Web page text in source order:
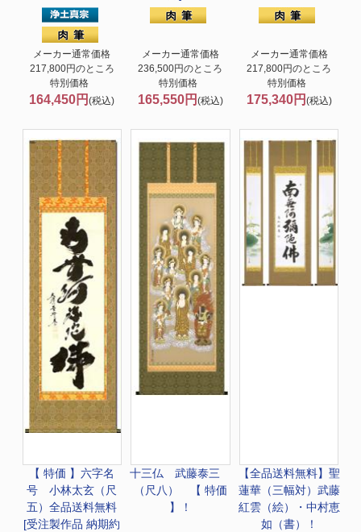
メーカー通常価格
217,800円のところ
特別価格
164,450円(税込)
メーカー通常価格
236,500円のところ
特別価格
165,550円 (税込)
メーカー通常価格
217,800円のところ
特別価格
175,340円 (税込)
【 特価 】六字名
号 小林太玄（尺
五）全品送料無料
[受注製作品 納期約
十三仏 武藤泰三
（尺八） 【 特価
】！
【全品送料無料】 聖
蓮華（三幅対）武藤
紅雲（絵）・中村恵
如（書）！